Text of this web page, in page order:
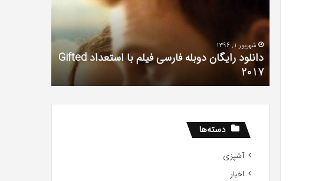
دروغ
من
آذر 30, 1398
همه چیز در مورد سریال دروغ شیرین من
وحشی
دسته‌ها
آشپزی
اخبار